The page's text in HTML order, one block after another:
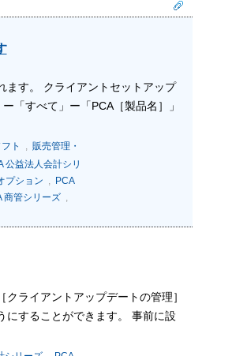
ます。 クライアントセットアップ
「すべて」ー「PCA［製品名］」
ト , 販売管理・
公益法人会計シリ
プション , PCA
商管シリーズ,
ライアントアップデートの管理］
にすることができます。 事前に設